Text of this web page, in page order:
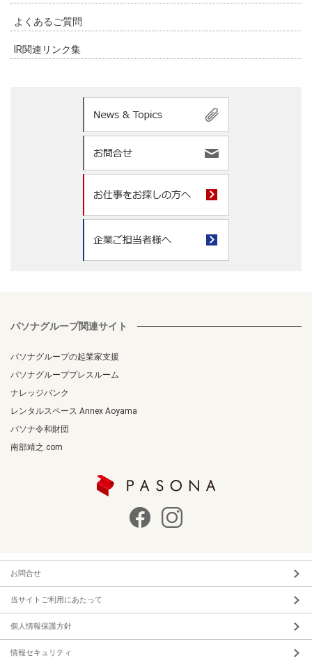
よくあるご質問
IR関連リンク集
パソナグループ関連サイト
パソナグループの起業家支援
パソナグループプレスルーム
ナレッジバンク
レンタルスペース Annex Aoyama
パソナ令和財団
南部靖之.com
お問合せ
当サイトご利用にあたって
個人情報保護方針
情報セキュリティ